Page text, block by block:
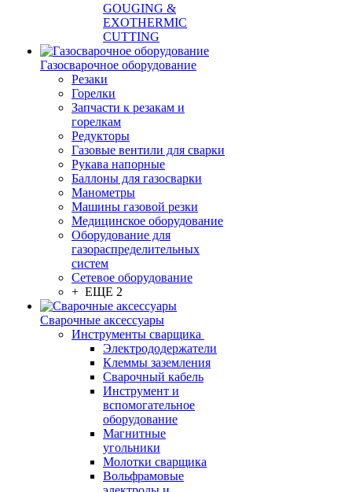
GOUGING &
EXOTHERMIC
CUTTING
Газосварочное оборудование
Резаки
Горелки
Запчасти к резакам и
горелкам
Редукторы
Газовые вентили для сварки
Рукава напорные
Баллоны для газосварки
Манометры
Машины газовой резки
Медицинское оборудование
Оборудование для
газораспределительных
систем
Сетевое оборудование
+ ЕЩЕ 2
Сварочные аксессуары
Инструменты сварщика
Электрододержатели
Клеммы заземления
Сварочный кабель
Инструмент и
вспомогательное
оборудование
Магнитные
угольники
Молотки сварщика
Вольфрамовые